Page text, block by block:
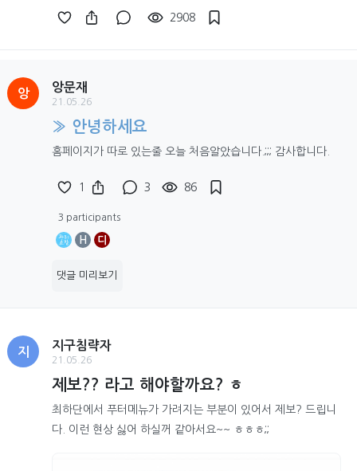
2908
앙
앙문재
21.05.26
» 안녕하세요
홈페이지가 따로 있는줄 오늘 처음알았습니다.;;; 감사합니다.
1 3 86
3 participants
H 디
댓글 미리보기
지
지구침략자
21.05.26
제보?? 라고 해야할까요? ㅎ
최하단에서 푸터메뉴가 가려지는 부분이 있어서 제보? 드립니
다. 이런 현상 싫어 하실꺼 같아서요~~ ㅎㅎㅎ;;